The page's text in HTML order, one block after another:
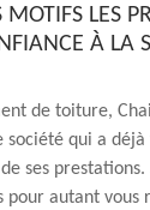
LES
À LA
de toiture,
qui a déjà
ses prestations.
pour autant vous